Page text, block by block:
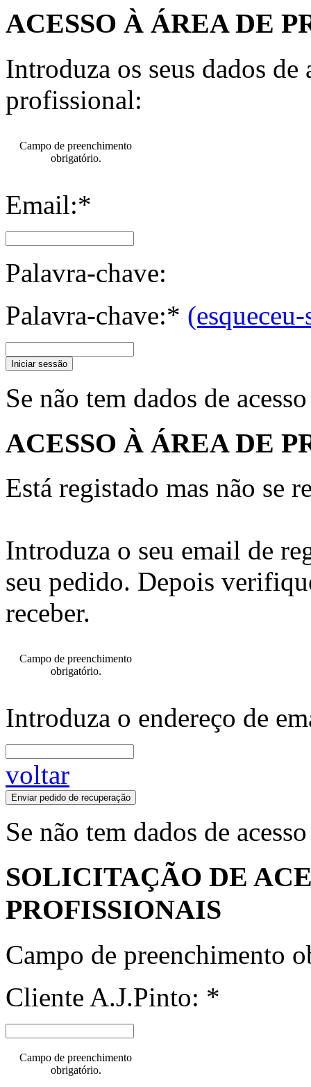
ACESSO À ÁREA DE
Introduza os seus dados de
profissional:
Campo de preenchimento
obrigatório.
Email:*
Palavra-chave:
Palavra-chave:* (esqueceu-
Iniciar sessão
Se não tem dados de
ACESSO À ÁREA DE
Está registado mas não se
Introduza o seu email de
seu pedido. Depois
receber.
Campo de preenchimento
obrigatório.
Introduza o endereço de
voltar
Enviar pedido de recuperação
Se não tem dados de
SOLICITAÇÃO DE
PROFISSIONAIS
Campo de preenchimento
Cliente A.J.Pinto: *
Campo de preenchimento
obrigatório.